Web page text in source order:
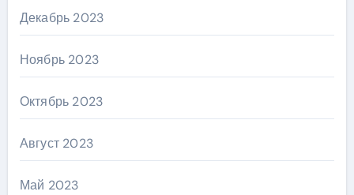
Декабрь 2023
Ноябрь 2023
Октябрь 2023
Август 2023
Май 2023